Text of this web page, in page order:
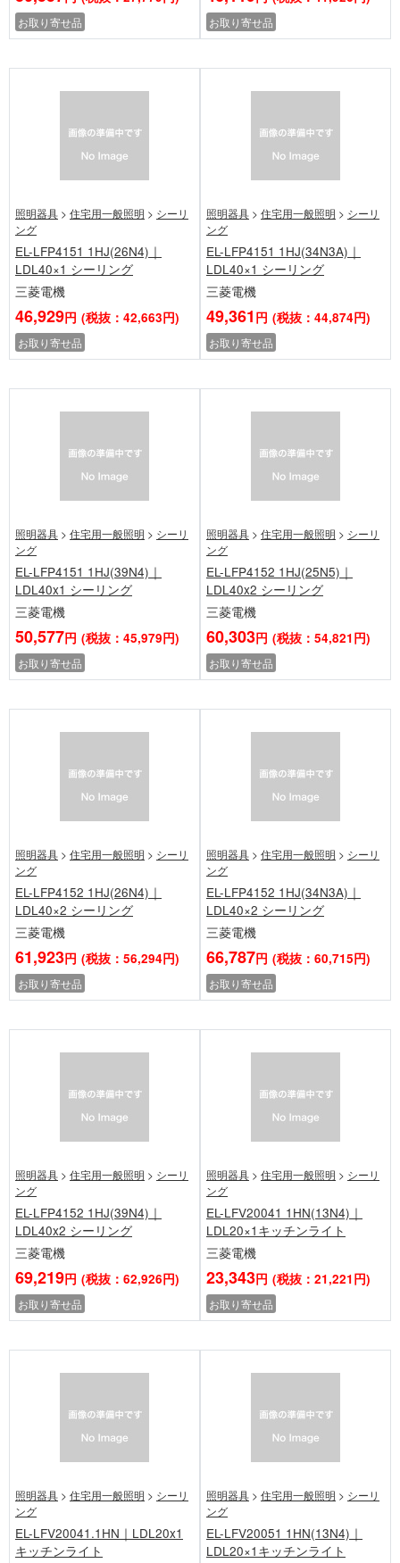
お取り寄せ品 お取り寄せ品
照明器具 > 住宅用一般照明 > シーリ
ング
EL-LFP4151 1HJ(26N4)｜
LDL40×1 シーリング
三菱電機
46,929円 (税抜：42,663円)
お取り寄せ品
照明器具 > 住宅用一般照明 > シーリ
ング
EL-LFP4151 1HJ(34N3A)｜
LDL40×1 シーリング
三菱電機
49,361 円 (税抜：44,874円)
お取り寄せ品
照明器具 > 住宅用一般照明 > シーリ
ング
EL-LFP4151 1HJ(39N4)｜
LDL40x1 シーリング
三菱電機
50,577円 (税抜：45,979円)
お取り寄せ品
照明器具 > 住宅用一般照明 > シーリ
ング
EL-LFP4152 1HJ(25N5)｜
LDL40x2 シーリング
三菱電機
60,303円 (税抜：54,821円)
お取り寄せ品
照明器具 > 住宅用一般照明 > シーリ
ング
EL-LFP4152 1HJ(26N4)｜
LDL40×2 シーリング
三菱電機
61,923円 (税抜：56,294円)
お取り寄せ品
照明器具 > 住宅用一般照明 > シーリ
ング
EL-LFP4152 1HJ(34N3A)｜
LDL40×2 シーリング
三菱電機
66,787円 (税抜：60,715円)
お取り寄せ品
照明器具 > 住宅用一般照明 > シーリ
ング
EL-LFP4152 1HJ(39N4)｜
LDL40x2 シーリング
三菱電機
69,219円 (税抜：62,926円)
お取り寄せ品
照明器具 > 住宅用一般照明 > シーリ
ング
EL-LFV20041 1HN(13N4)｜
LDL20×1キッチンライト
三菱電機
23,343円 (税抜：21,221円)
お取り寄せ品
照明器具 > 住宅用一般照明 > シーリ
ング
EL-LFV20041.1HN｜LDL20x1
キッチンライト
照明器具 > 住宅用一般照明 > シーリ
ング
EL-LFV20051 1HN(13N4)｜
LDL20×1キッチンライト